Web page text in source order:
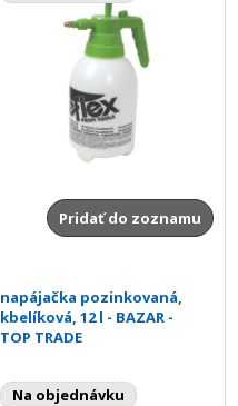
Pridať do zoznamu
napájačka pozinkovaná,
kbelíková, 12 l - BAZAR -
TOP TRADE
Na objednávku